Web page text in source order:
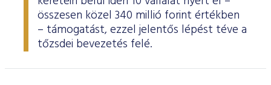
összesen közel 340 millió forint értékben
– támogatást, ezzel jelentős lépést téve a
tőzsdei bevezetés felé.